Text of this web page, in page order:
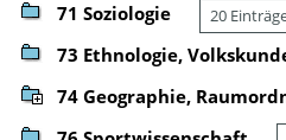
71 Soziologie 20
73 Ethnologie,
74 Geographie,